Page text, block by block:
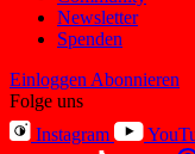
Newsletter
Spenden
Einloggen Abonnieren
Folge uns
Instagram